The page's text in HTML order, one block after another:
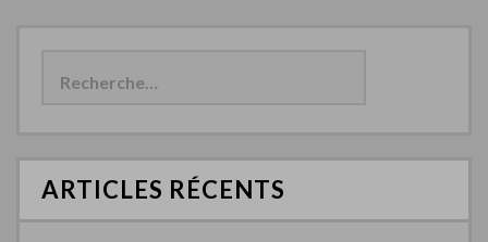
h
ARTICLES RÉCENTS